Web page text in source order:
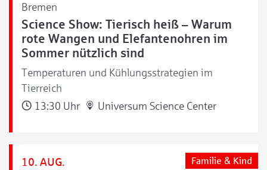
Bremen
Science Show: Tierisch heiß – Warum
rote Wangen und Elefantenohren im
Sommer nützlich sind
Temperaturen und Kühlungsstrategien im
Tierreich
13:30 Uhr
Universum Science Center
10. AUG. Familie & Kind